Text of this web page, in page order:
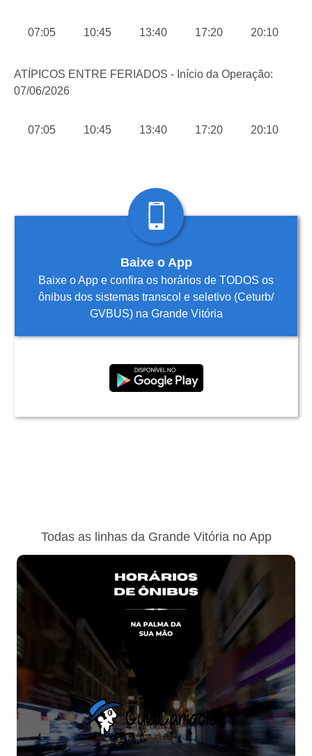
07:05 10:45 13:40 17:20 20:10
ATÍPICOS ENTRE FERIADOS - Início da Operação:
07/06/2026
07:05 10:45 13:40 17:20 20:10
Baixe o App
Baixe o App e confira os horários de TODOS os
ônibus dos sistemas transcol e seletivo (Ceturb/
GVBUS) na Grande Vitória
Todas as linhas da Grande Vitória no App